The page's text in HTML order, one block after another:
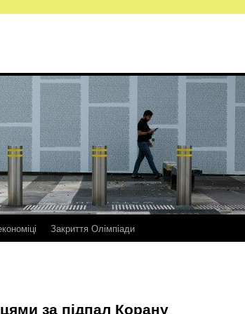
Закриття Олімпіади
за підпал Корану